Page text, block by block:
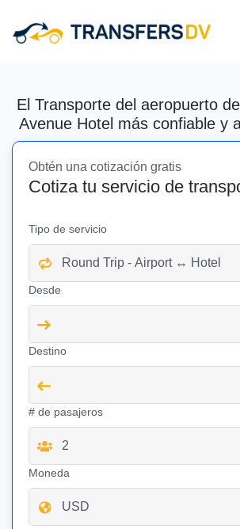
El Transporte del aeropuerto
Avenue Hotel más confiable y
Obtén una cotización gratis
Cotiza tu servicio de
Tipo de servicio
Desde
Destino
# de pasajeros
Moneda